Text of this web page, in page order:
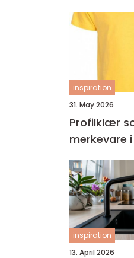
barne- og
inspiration
31. May 2026
Profilklær
merkevare
inspiration
13. April 2026